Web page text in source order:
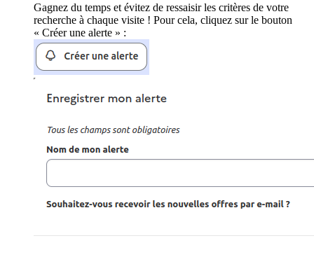
Gagnez du temps et évitez de ressaisir les critères de votre
recherche à chaque visite ! Pour cela, cliquez sur le bouton
« Créer une alerte » :